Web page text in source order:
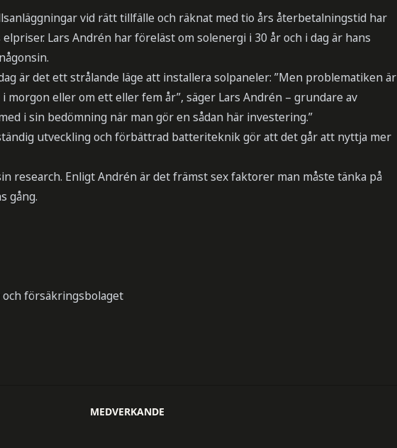
vid rätt tillfälle och räknat med tio års återbetalningstid har
Lars Andrén har föreläst om solenergi i 30 år och i dag är hans
är det ett strålande läge att installera solpaneler: ”Men problematiken är
morgon eller om ett eller fem år”, säger Lars Andrén – grundare av
i sin bedömning när man gör en sådan här investering.”
utveckling och förbättrad batteriteknik gör att det går att nyttja mer
research. Enligt Andrén är det främst sex faktorer man måste tänka på
gång.
försäkringsbolaget
MEDVERKANDE